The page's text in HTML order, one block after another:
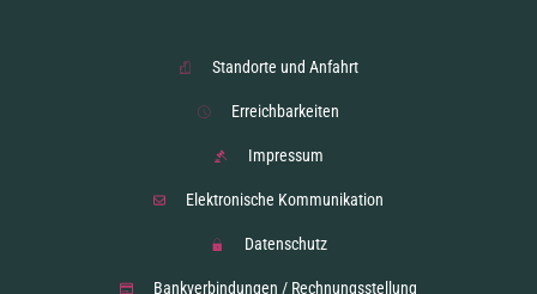
Standorte und Anfahrt
Erreichbarkeiten
Impressum
Elektronische Kommunikation
Datenschutz
Bankverbindungen / Rechnungsstellung